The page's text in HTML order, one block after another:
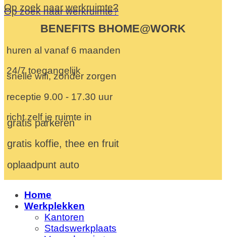
Op zoek naar werkruimte?
Op zoek naar werkruimte?
BENEFITS BHOME@WORK
huren al vanaf 6 maanden
24/7 toegangelijk
snelle wifi, zonder zorgen
receptie 9.00 - 17.30 uur
richt zelf je ruimte in
gratis parkeren
gratis koffie, thee en fruit
oplaadpunt auto
Home
Werkplekken
Kantoren
Stadswerkplaats